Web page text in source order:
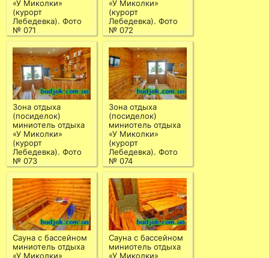
«У Миколки»
(курорт
Лебедевка). Фото
№ 071
«У Миколки»
(курорт
Лебедевка). Фото
№ 072
Зона отдыха
(посиделок)
миниотель отдыха
«У Миколки»
(курорт
Лебедевка). Фото
№ 073
Зона отдыха
(посиделок)
миниотель отдыха
«У Миколки»
(курорт
Лебедевка). Фото
№ 074
Сауна с бассейном
миниотель отдыха
«У Миколки»
Сауна с бассейном
миниотель отдыха
«У Миколки»